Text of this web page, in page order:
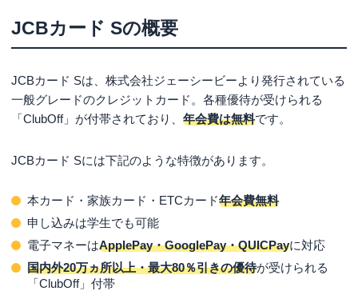
ナンバーレスカードとカード番号記載カードの2種類か
即時発行に対応している
JCBカード Sのデメリット
基本のポイント還元率0.5％と標準的
国際ブランドはJCBのみ
JCBカード SとJCBカード Wとの違いを比較
JCBカード Sがおすすめの人
JCBカードSの評判・口コミ
JCBカード Sの概要
JCBカード Sは、株式会社ジェーシービーより発行されている
一般グレードのクレジットカード。各種優待が受けられる
「ClubOff」が付帯されており、 年会費は無料です。
JCBカード Sには下記のような特徴があります。
本カード・家族カード・ETCカード年会費無料
申し込みは学生でも可能
電子マネーはApplePay・GooglePay・QUICPayに対応
国内外20万ヵ所以上・最大80％引きの優待が受けられる
「ClubOff」付帯